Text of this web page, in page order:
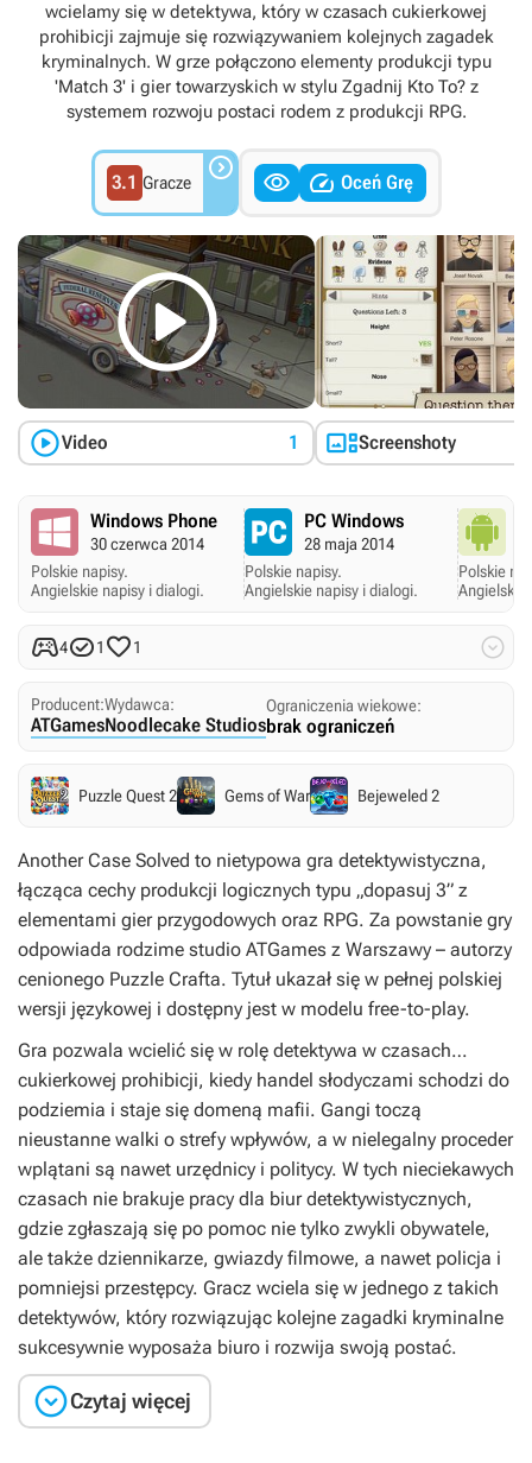
wcielamy się w detektywa, który w czasach cukierkowej
prohibicji zajmuje się rozwiązywaniem kolejnych zagadek
kryminalnych. W grze połączono elementy produkcji typu
'Match 3' i gier towarzyskich w stylu Zgadnij Kto To? z
systemem rozwoju postaci rodem z produkcji RPG.
3.1 Gracze    Oceń Grę

Video 1 Screenshoty
Windows Phone
30 czerwca 2014
Polskie napisy.
Angielskie napisy i dialogi.
PC Windows
28 maja 2014
Polskie napisy.
Angielskie napisy i dialogi.
Polskie
Angielskie
41 1 
Producent:
ATGames
Wydawca:
Noodlecake Studios
Ograniczenia wiekowe:
brak ograniczeń
Puzzle Quest 2 Gems of War Bejeweled 2
Another Case Solved to nietypowa gra detektywistyczna,
łącząca cechy produkcji logicznych typu „dopasuj 3” z
elementami gier przygodowych oraz RPG. Za powstanie gry
odpowiada rodzime studio ATGames z Warszawy – autorzy
cenionego Puzzle Crafta. Tytuł ukazał się w pełnej polskiej
wersji językowej i dostępny jest w modelu free-to-play.
Gra pozwala wcielić się w rolę detektywa w czasach…
cukierkowej prohibicji, kiedy handel słodyczami schodzi do
podziemia i staje się domeną mafii. Gangi toczą
nieustanne walki o strefy wpływów, a w nielegalny proceder
wplątani są nawet urzędnicy i politycy. W tych nieciekawych
czasach nie brakuje pracy dla biur detektywistycznych,
gdzie zgłaszają się po pomoc nie tylko zwykli obywatele,
ale także dziennikarze, gwiazdy filmowe, a nawet policja i
pomniejsi przestępcy. Gracz wciela się w jednego z takich
detektywów, który rozwiązując kolejne zagadki kryminalne
sukcesywnie wyposaża biuro i rozwija swoją postać.
Czytaj więcej